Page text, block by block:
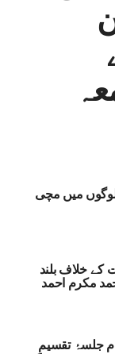
لوگوں میں مچی
کے خلاف بلند
مکرم احمد
جلسۂ تقسیمِ